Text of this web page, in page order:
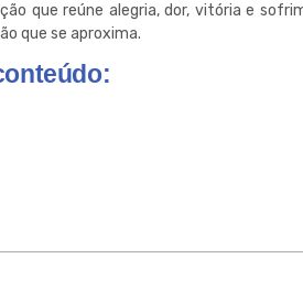
que reúne alegria, dor, vitória e
que se aproxima.